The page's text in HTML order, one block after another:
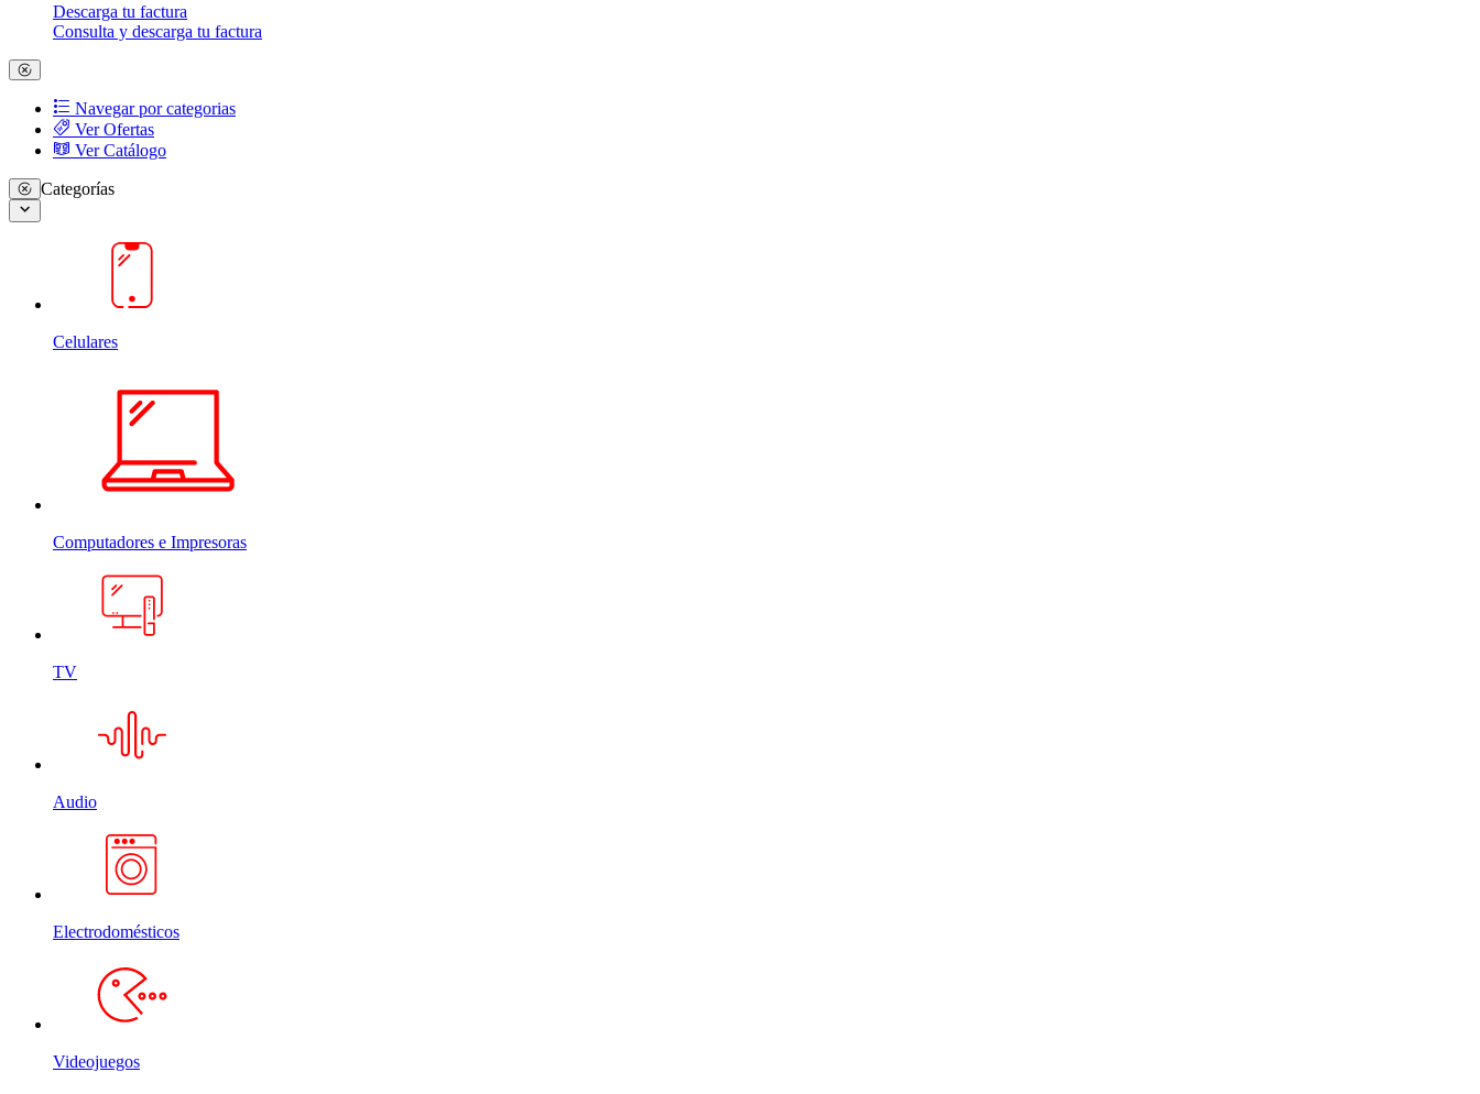
Descarga tu factura
Consulta y descarga tu factura
Navegar por categorias
Ver Ofertas
Ver Catálogo
Categorías
Celulares
Computadores e Impresoras
TV
Audio
Electrodomésticos
Videojuegos